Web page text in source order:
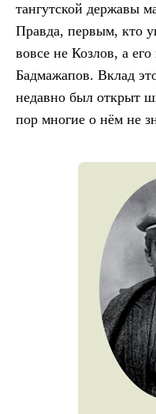
тангутской державы
Правда, первым, кто
вовсе не Козлов, а
Бадмажапов. Вклад
недавно был открыт
пор многие о нём не